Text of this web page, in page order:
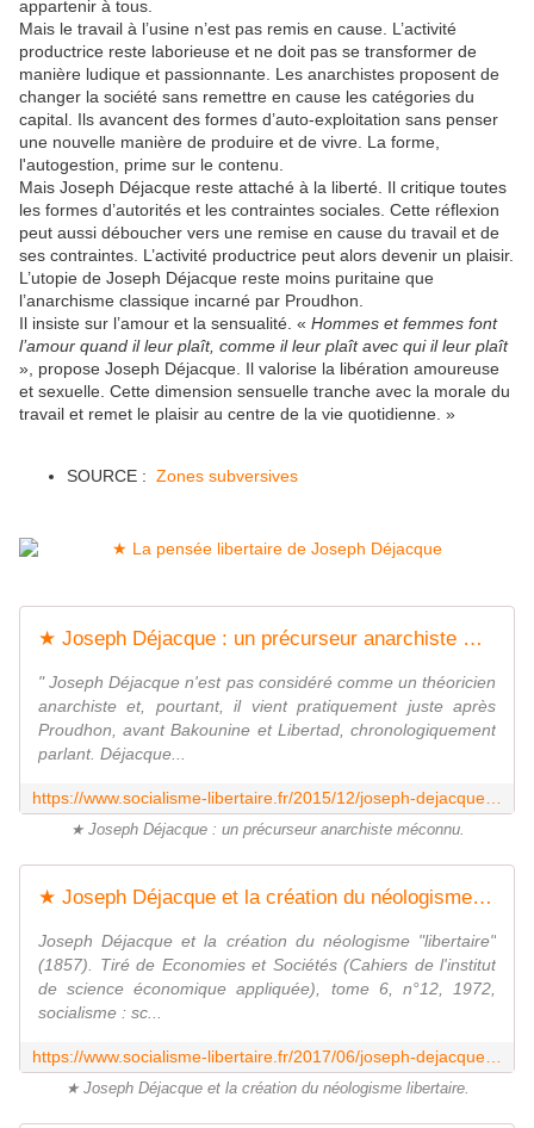
appartenir à tous.
Mais le travail à l’usine n’est pas remis en cause. L’activité
productrice reste laborieuse et ne doit pas se transformer de
manière ludique et passionnante. Les anarchistes proposent de
changer la société sans remettre en cause les catégories du
capital. Ils avancent des formes d’auto-exploitation sans penser
une nouvelle manière de produire et de vivre. La forme,
l'autogestion, prime sur le contenu.
Mais Joseph Déjacque reste attaché à la liberté. Il critique toutes
les formes d’autorités et les contraintes sociales. Cette réflexion
peut aussi déboucher vers une remise en cause du travail et de
ses contraintes. L’activité productrice peut alors devenir un plaisir.
L’utopie de Joseph Déjacque reste moins puritaine que
l’anarchisme classique incarné par Proudhon.
Il insiste sur l’amour et la sensualité. « Hommes et femmes font
l’amour quand il leur plaît, comme il leur plaît avec qui il leur plaît
», propose Joseph Déjacque. Il valorise la libération amoureuse
et sexuelle. Cette dimension sensuelle tranche avec la morale du
travail et remet le plaisir au centre de la vie quotidienne. »
SOURCE : Zones subversives
★ Joseph Déjacque : un précurseur anarchiste méconnu - Socialisme libertaire
" Joseph Déjacque n'est pas considéré comme un théoricien
anarchiste et, pourtant, il vient pratiquement juste après
Proudhon, avant Bakounine et Libertad, chronologiquement
parlant. Déjacque...
★ Joseph Déjacque : un précurseur anarchiste méconnu.
★ Joseph Déjacque et la création du néologisme libertaire - Socialisme libertaire
Joseph Déjacque et la création du néologisme "libertaire"
(1857). Tiré de Economies et Sociétés (Cahiers de l'institut
de science économique appliquée), tome 6, n°12, 1972,
socialisme : sc...
★ Joseph Déjacque et la création du néologisme libertaire.